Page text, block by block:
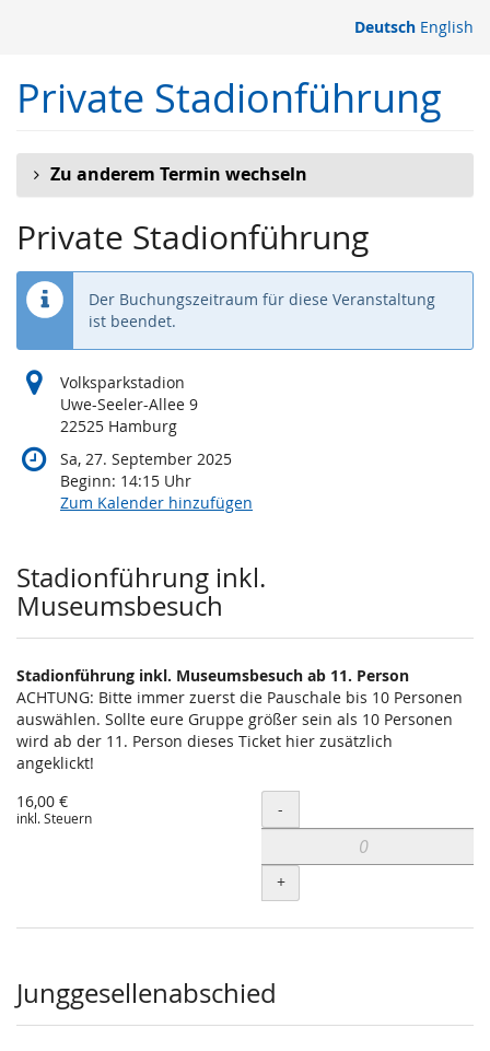
springen
Deutsch English
Private Stadionführung
Zu anderem Termin wechseln
Private Stadionführung
Der Buchungszeitraum für diese Veranstaltung
ist beendet.
Volksparkstadion
Uwe-Seeler-Allee 9
22525 Hamburg
Sa, 27. September 2025
Beginn: 14:15 Uhr
Zum Kalender hinzufügen
Produkte
Stadionführung inkl.
Museumsbesuch
Stadionführung inkl. Museumsbesuch ab 11. Person
ACHTUNG: Bitte immer zuerst die Pauschale bis 10 Personen
auswählen. Sollte eure Gruppe größer sein als 10 Personen
wird ab der 11. Person dieses Ticket hier zusätzlich
angeklickt!
16,00 €
inkl. Steuern Menge
-
+
Junggesellenabschied